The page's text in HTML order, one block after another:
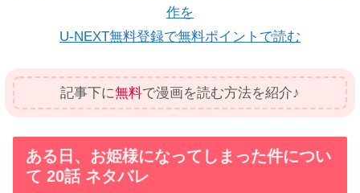
作を
U-NEXT無料登録で無料ポイントで読む
記事下に無料で漫画を読む方法を紹介♪
ある日、お姫様になってしまった件につい
て 20話 ネタバレ